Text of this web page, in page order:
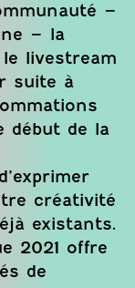
–
– la
livestream
suite à
début de la
créativité
existants.
2021 offre
de